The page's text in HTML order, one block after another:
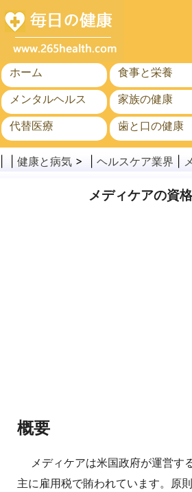
ホーム
食事と栄養
メンタルヘルス
家族の健康
代替医療
歯と口の健康
がん
健康と病気 > | ヘルスケア業界
メディケアの資
概要
メディケアは米国政府が運営す
主に雇用税で賄われています。原